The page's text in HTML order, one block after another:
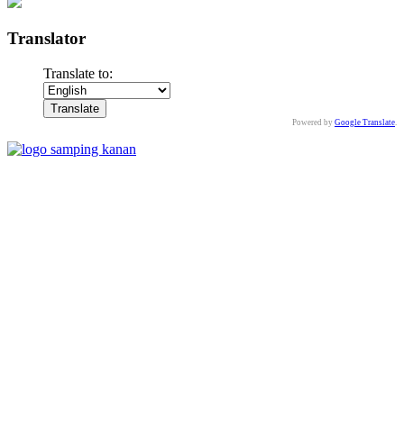
Translator
Translate to:
Powered by Google Translate